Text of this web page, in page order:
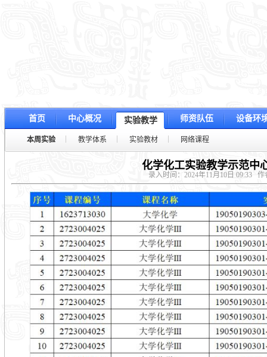
首页 中心概况 实验教学 师资队伍 设备环
本周实验 教学体系 实验教材 网络课程
化学化工实验教学示范中
录入时间：2024年11月10日 09:33 作